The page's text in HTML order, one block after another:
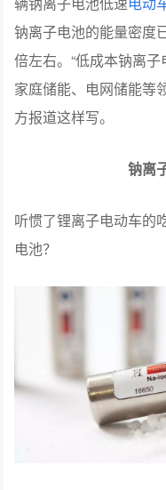
钠离子电池的能量密度
倍左右。“低成本钠离子
家庭储能、电网储能等
方报道这样写。
钠离
听惯了锂离子电动车的
电池？